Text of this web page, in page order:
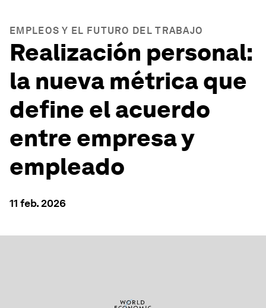
EMPLEOS Y EL FUTURO DEL TRABAJO
Realización personal:
la nueva métrica que
define el acuerdo
entre empresa y
empleado
11 feb. 2026